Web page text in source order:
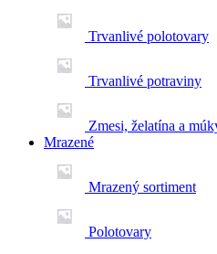
Trvanlivé polotovary
Trvanlivé potraviny
Zmesi, želatína a
Mrazené
Mrazený sortiment
Polotovary